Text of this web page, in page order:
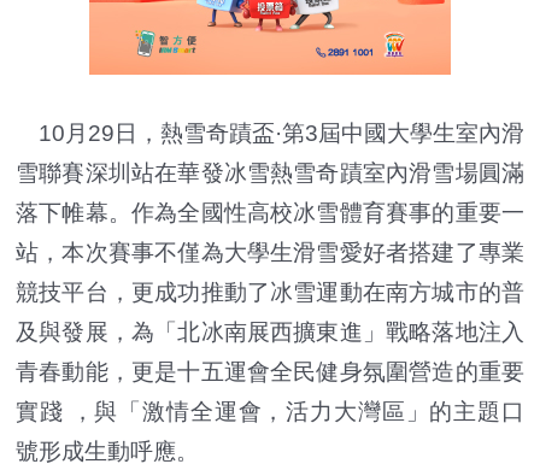
10月29日，熱雪奇蹟盃·第3屆中國大學生室內滑
雪聯賽深圳站在華發冰雪熱雪奇蹟室內滑雪場圓滿
落下帷幕。作為全國性高校冰雪體育賽事的重要一
站，本次賽事不僅為大學生滑雪愛好者搭建了專業
競技平台，更成功推動了冰雪運動在南方城市的普
及與發展，為「北冰南展西擴東進」戰略落地注入
青春動能，更是十五運會全民健身氛圍營造的重要
實踐 ，與「激情全運會，活力大灣區」的主題口
號形成生動呼應。